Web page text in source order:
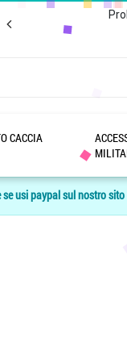
CACCIA
se usi paypal sul nostro